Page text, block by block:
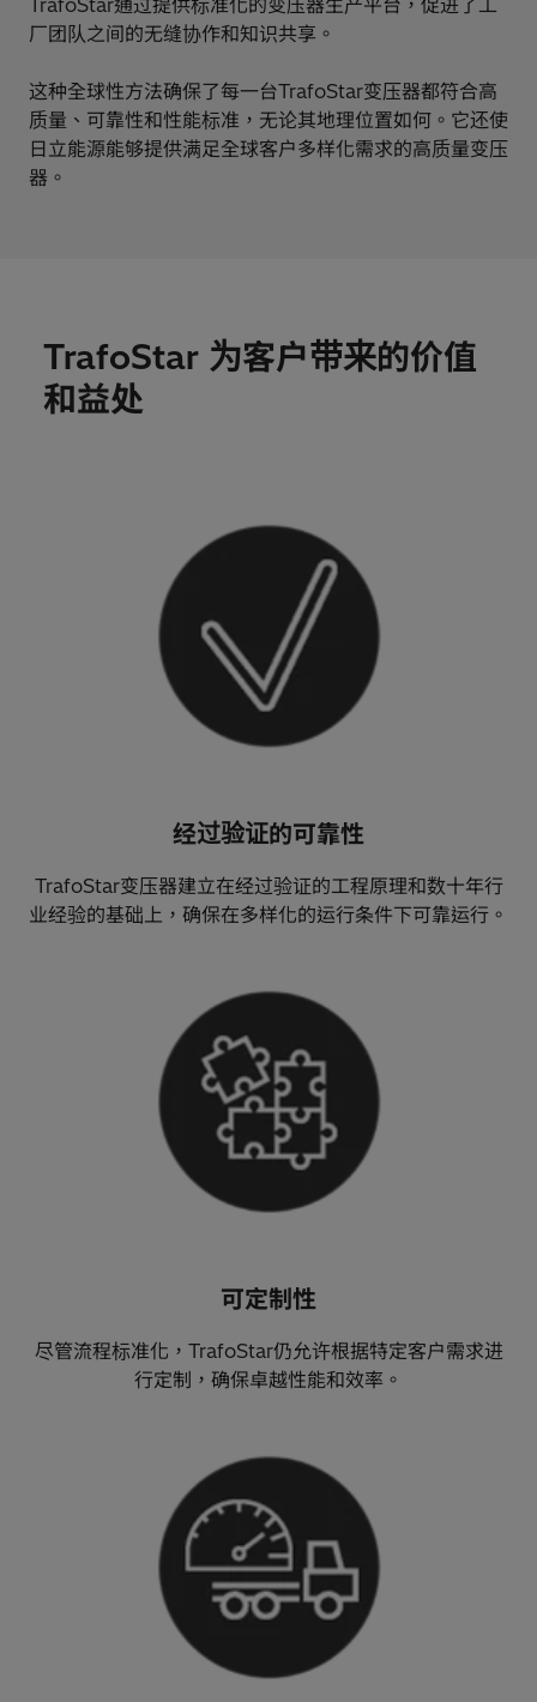
厂团队之间的无缝协作和知识共享。
这种全球性方法确保了每一台TrafoStar变压器都符合高
质量、可靠性和性能标准，无论其地理位置如何。它还使
日立能源能够提供满足全球客户多样化需求的高质量变压
器。
TrafoStar 为客户带来的价值
和益处
经过验证的可靠性
TrafoStar变压器建立在经过验证的工程原理和数十年行
业经验的基础上，确保在多样化的运行条件下可靠运行。
可定制性
尽管流程标准化，TrafoStar仍允许根据特定客户需求进
行定制，确保卓越性能和效率。